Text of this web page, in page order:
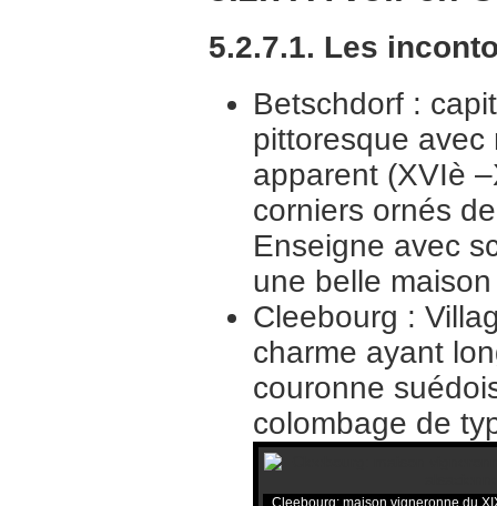
5.2.7.1. Les
Betschdorf :
pittoresque avec
apparent (XVIè
corniers ornés
Enseigne avec
une belle
Cleebourg :
charme ayant
couronne
colombage de
Cleebourg: maison vigneronne du